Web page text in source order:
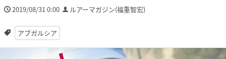
2019/08/31 0:00 ルアーマガジン(福重智宏)
アブガルシア